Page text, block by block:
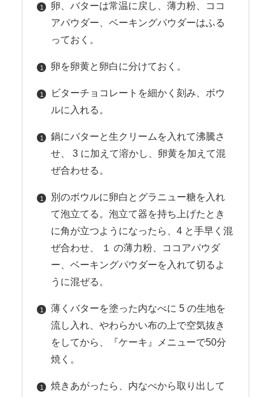
卵、バターは常温に戻し、薄力粉、ココ
アパウダー、ベーキングパウダーはふる
っておく。
卵を卵黄と卵白に分けておく。
ビターチョコレートを細かく刻み、ボウ
ルに入れる。
鍋にバターと生クリームを入れて沸騰さ
せ、 3 に加えて溶かし、卵黄を加えて混
ぜ合わせる。
別のボウルに卵白とグラニュー糖を入れ
て泡立てる。泡立て器を持ち上げたとき
に角が立つようになったら、4 と手早く混
ぜ合わせ、 １ の薄力粉、ココアパウダ
ー、ベーキングパウダーを入れて切るよ
うに混ぜる。
薄くバターを塗った内なべに 5 の生地を
流し入れ、やわらかい布の上で空気抜き
をしてから、『ケーキ』メニューで50分
焼く。
焼きあがったら、内なべから取り出して